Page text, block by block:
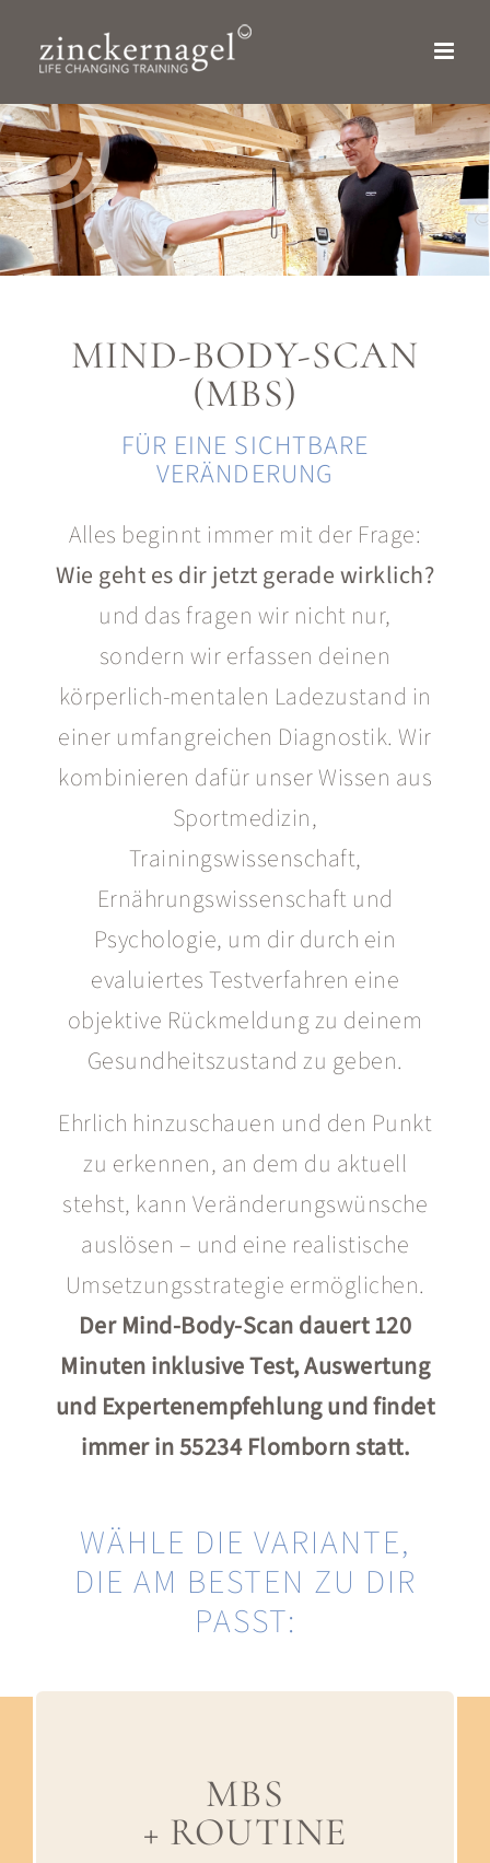
Inhalt
springen
MIND-BODY-SCAN
(MBS)
FÜR EINE SICHTBARE
VERÄNDERUNG
Alles beginnt immer mit der Frage:
Wie geht es dir jetzt gerade wirklich?
und das fragen wir nicht nur,
sondern wir erfassen deinen
körperlich-mentalen Ladezustand in
einer umfangreichen Diagnostik. Wir
kombinieren dafür unser Wissen aus
Sportmedizin,
Trainingswissenschaft,
Ernährungswissenschaft und
Psychologie, um dir durch ein
evaluiertes Testverfahren eine
objektive Rückmeldung zu deinem
Gesundheitszustand zu geben.
Ehrlich hinzuschauen und den Punkt
zu erkennen, an dem du aktuell
stehst, kann Veränderungswünsche
auslösen – und eine realistische
Umsetzungsstrategie ermöglichen.
Der Mind-Body-Scan dauert 120
Minuten inklusive Test, Auswertung
und Expertenempfehlung und findet
immer in 55234 Flomborn statt.
WÄHLE DIE VARIANTE,
DIE AM BESTEN ZU DIR
PASST:
MBS
+ ROUTINE